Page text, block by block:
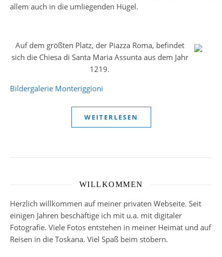
allem auch in die umliegenden Hügel.
Auf dem größten Platz, der Piazza Roma, befindet
sich die Chiesa di Santa Maria Assunta aus dem Jahr
1219.
Bildergalerie Monteriggioni
WEITERLESEN
WILLKOMMEN
Herzlich willkommen auf meiner privaten Webseite. Seit
einigen Jahren beschäftige ich mit u.a. mit digitaler
Fotografie. Viele Fotos entstehen in meiner Heimat und auf
Reisen in die Toskana. Viel Spaß beim stöbern.